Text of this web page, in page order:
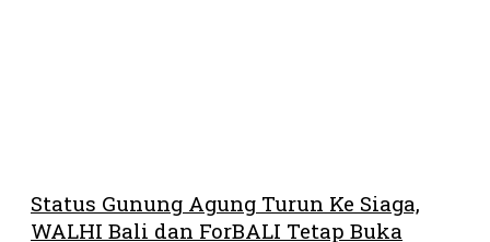
Status Gunung Agung Turun Ke Siaga,
WALHI Bali dan ForBALI Tetap Buka